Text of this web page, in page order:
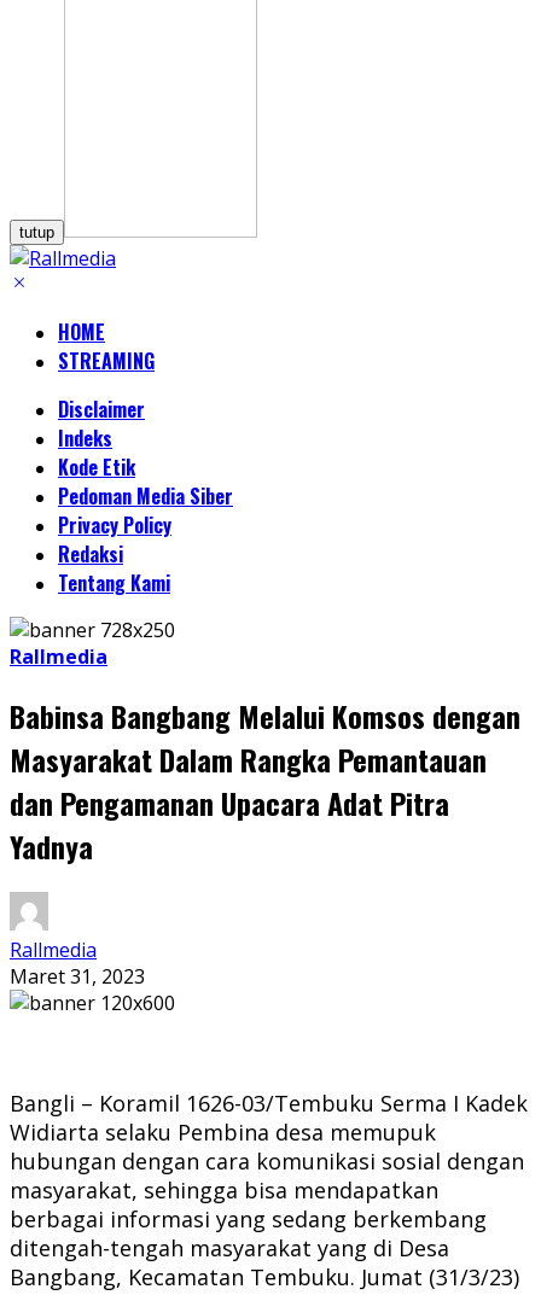
tutup
HOME
STREAMING
Disclaimer
Indeks
Kode Etik
Pedoman Media Siber
Privacy Policy
Redaksi
Tentang Kami
Rallmedia
Babinsa Bangbang Melalui Komsos dengan
Masyarakat Dalam Rangka Pemantauan
dan Pengamanan Upacara Adat Pitra
Yadnya
Rallmedia
Maret 31, 2023
Bangli – Koramil 1626-03/Tembuku Serma I Kadek
Widiarta selaku Pembina desa memupuk
hubungan dengan cara komunikasi sosial dengan
masyarakat, sehingga bisa mendapatkan
berbagai informasi yang sedang berkembang
ditengah-tengah masyarakat yang di Desa
Bangbang, Kecamatan Tembuku. Jumat (31/3/23)